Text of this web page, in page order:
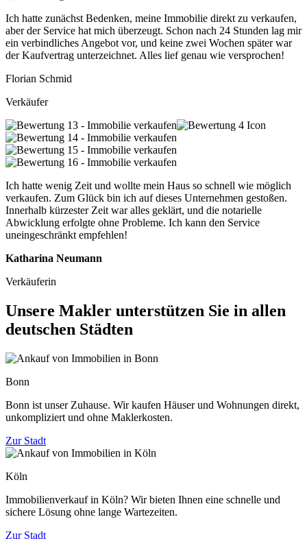
Ich hatte zunächst Bedenken, meine Immobilie direkt zu verkaufen,
aber der Service hat mich überzeugt. Schon nach 24 Stunden lag mir
ein verbindliches Angebot vor, und keine zwei Wochen später war
der Kaufvertrag unterzeichnet. Alles lief genau wie versprochen!
Florian Schmid
Verkäufer
Ich hatte wenig Zeit und wollte mein Haus so schnell wie möglich
verkaufen. Zum Glück bin ich auf dieses Unternehmen gestoßen.
Innerhalb kürzester Zeit war alles geklärt, und die notarielle
Abwicklung erfolgte ohne Probleme. Ich kann den Service
uneingeschränkt empfehlen!
Katharina Neumann
Verkäuferin
Unsere Makler unterstützen Sie in allen
deutschen Städten
Bonn
Bonn ist unser Zuhause. Wir kaufen Häuser und Wohnungen direkt,
unkompliziert und ohne Maklerkosten.
Zur Stadt
Köln
Immobilienverkauf in Köln? Wir bieten Ihnen eine schnelle und
sichere Lösung ohne lange Wartezeiten.
Zur Stadt